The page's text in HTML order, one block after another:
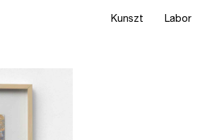
Kunszt Labor